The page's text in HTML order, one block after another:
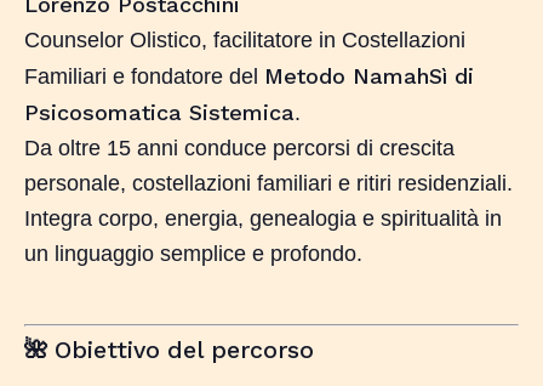
Counselor Olistico, facilitatore in Costellazioni
Familiari e fondatore del Metodo NamahSì di
Psicosomatica Sistemica.
Da oltre 15 anni conduce percorsi di crescita
personale, costellazioni familiari e ritiri residenziali.
Integra corpo, energia, genealogia e spiritualità in
un linguaggio semplice e profondo.
🌺 Obiettivo del percorso